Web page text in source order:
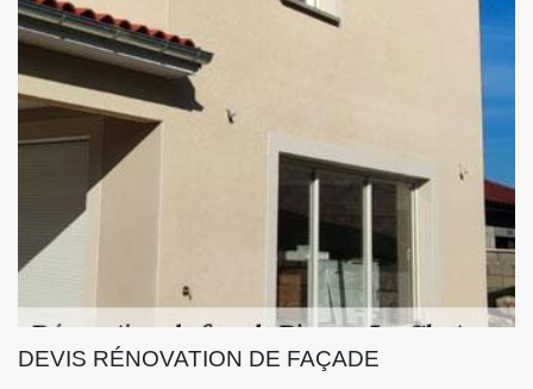
DEVIS RÉNOVATION DE FAÇADE